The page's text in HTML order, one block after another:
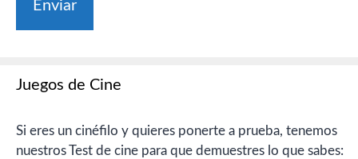
Juegos de Cine
Si eres un cinéfilo y quieres ponerte a prueba, tenemos
nuestros Test de cine para que demuestres lo que sabes: